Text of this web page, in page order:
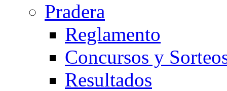
Pradera
Reglamento
Concursos y
Resultados